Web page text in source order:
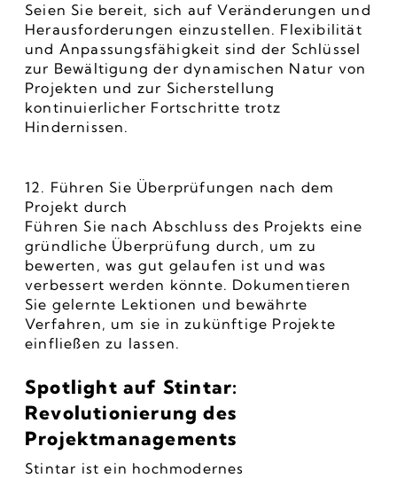
Seien Sie bereit, sich auf Veränderungen und
Herausforderungen einzustellen. Flexibilität
und Anpassungsfähigkeit sind der Schlüssel
zur Bewältigung der dynamischen Natur von
Projekten und zur Sicherstellung
kontinuierlicher Fortschritte trotz
Hindernissen.
12. Führen Sie Überprüfungen nach dem
Projekt durch
Führen Sie nach Abschluss des Projekts eine
gründliche Überprüfung durch, um zu
bewerten, was gut gelaufen ist und was
verbessert werden könnte. Dokumentieren
Sie gelernte Lektionen und bewährte
Verfahren, um sie in zukünftige Projekte
einfließen zu lassen.
Spotlight auf Stintar:
Revolutionierung des
Projektmanagements
Stintar ist ein hochmodernes